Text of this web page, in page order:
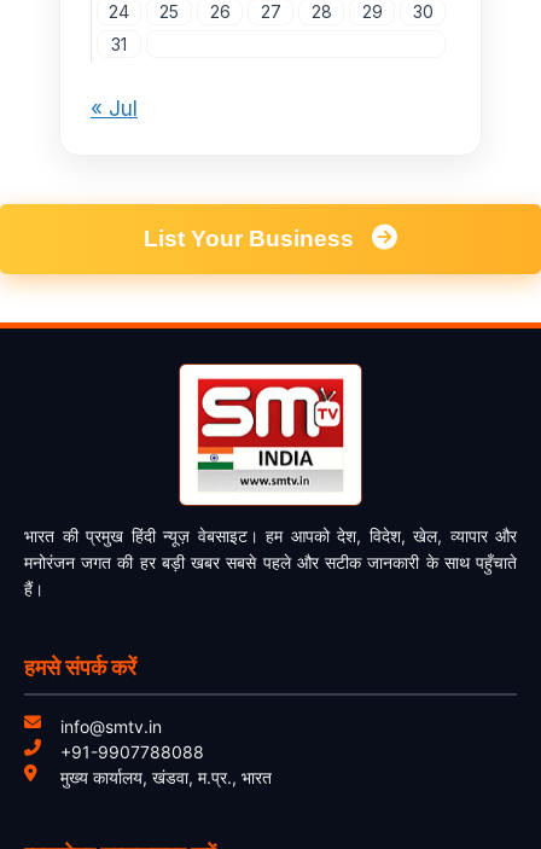
24
25 26 27 28 29
30
31
« Jul
List Your Business
भारत की प्रमुख हिंदी न्यूज़ वेबसाइट। हम आपको देश, विदेश, खेल, व्यापार और
मनोरंजन जगत की हर बड़ी खबर सबसे पहले और सटीक जानकारी के साथ पहुँचाते
हैं।
हमसे संपर्क करें
info@smtv.in
+91-9907788088
मुख्य कार्यालय, खंडवा, म.प्र., भारत